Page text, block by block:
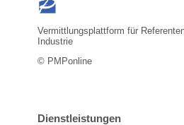
Vermittlungsplattform für
Industrie
© PMPonline
Dienstleistungen